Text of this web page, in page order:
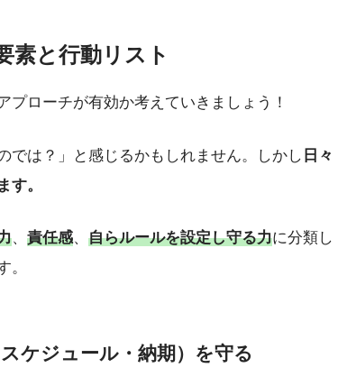
素と行動リスト
ローチが有効か考えていきましょう！
では？」と感じるかもしれません。しかし 日々
す。
、 責任感、 自らルールを設定し守る力に分類し
。
ケジュール・納期）を守る